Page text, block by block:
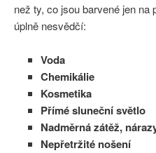
než ty, co jsou barvené jen
úplně nesvědčí:
Voda
Chemikálie
Kosmetika
Přímé sluneční světlo
Nadměrná zátěž,
Nepřetržité nošení